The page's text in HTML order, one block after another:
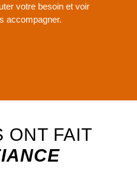
votre besoin et voir
accompagner.
ONT FAIT